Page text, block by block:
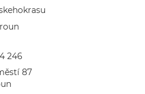
246
87